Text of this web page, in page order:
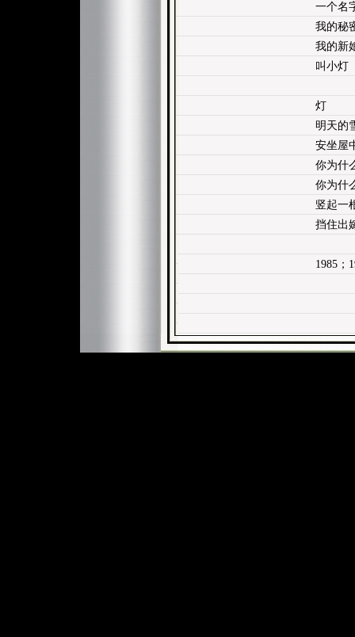
一个名
我的秘
我的新
叫小灯
灯
明天的
安坐屋
你为什
你为什
竖起一
挡住出
1985；